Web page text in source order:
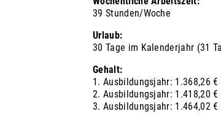
39 Stunden/Woche
Urlaub:
30 Tage im Kalenderjahr (31
Gehalt:
1. Ausbildungsjahr: 1.368,26 €
2. Ausbildungsjahr: 1.418,20 €
3. Ausbildungsjahr: 1.464,02 €